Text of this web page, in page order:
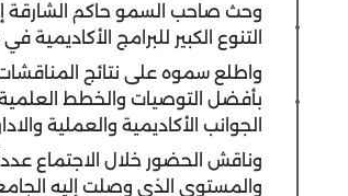
وحث صاحب السمو حاكم الشارقة
التنوع الكبير للبرامج
واطلع سموه على نتائج
بأفضل التوصيات والخطط
الجوانب الأكاديمية والعملية
وناقش الحضور خلال الاجتماع
والمستوى الذي وصلت إليه